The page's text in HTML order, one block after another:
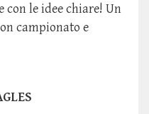
con le idee chiare! Un
campionato e